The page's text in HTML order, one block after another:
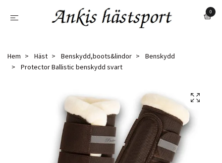
0
Hem Häst Benskydd,boots&lindor
Benskydd
Protector Ballistic benskydd svart